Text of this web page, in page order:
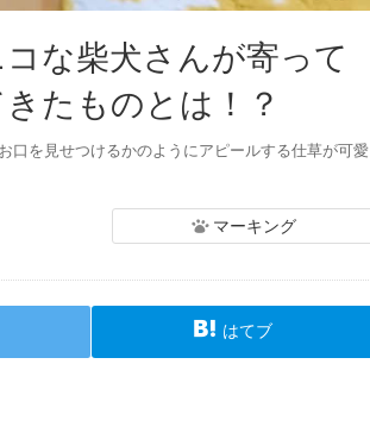
な柴犬さんが寄って
たものとは！？
を見せつけるかのようにアピールする仕草が可愛
マーキング
はてブ